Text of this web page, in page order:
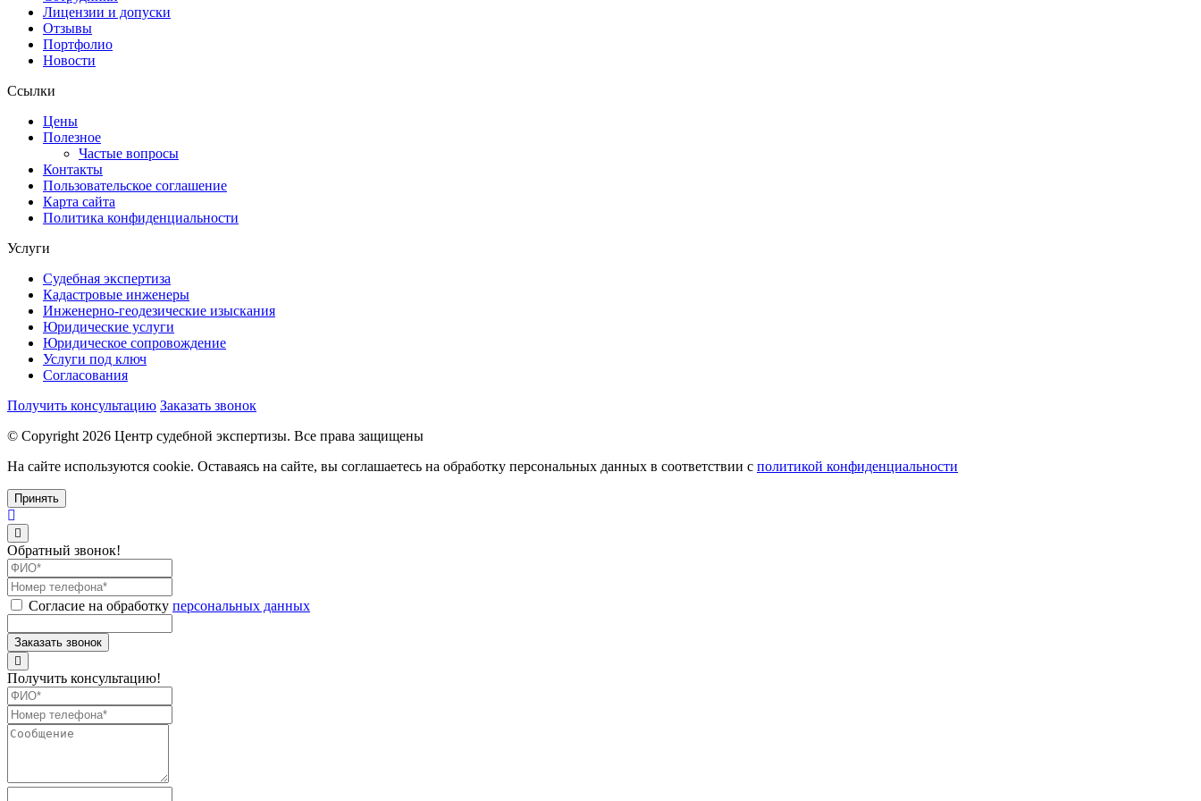
Лицензии и допуски
Отзывы
Портфолио
Новости
Ссылки
Цены
Полезное
Частые вопросы
Контакты
Пользовательское соглашение
Карта сайта
Политика конфиденциальности
Услуги
Судебная экспертиза
Кадастровые инженеры
Инженерно-геодезические изыскания
Юридические услуги
Юридическое сопровождение
Услуги под ключ
Согласования
Получить консультацию Заказать звонок
© Copyright2026 Центр судебной экспертизы. Все права защищены
На сайте используются cookie. Оставаясь на сайте, вы соглашаетесь на обработку персональных данных в соответствии с политикой конфиденциальности
Принять
Обратный звонок!
Согласие на обработку персональных данных
Получить консультацию!